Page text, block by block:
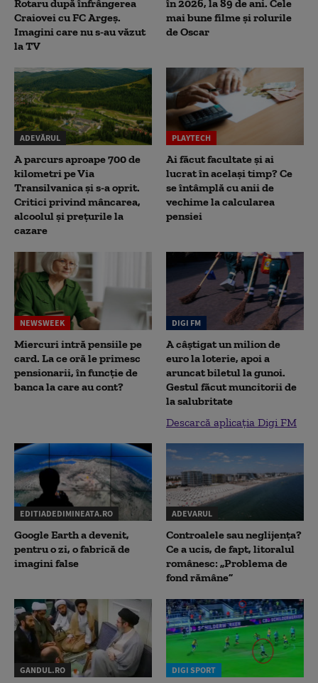
Rotaru după înfrângerea
Craiovei cu FC Argeș.
Imagini care nu s-au văzut
la TV
în 2026, la 89 de ani. Cele
mai bune filme și rolurile
de Oscar
ADEVĂRUL
A parcurs aproape 700 de
kilometri pe Via
Transilvanica și s-a oprit.
Critici privind mâncarea,
alcoolul și prețurile la
cazare
PLAYTECH
Ai făcut facultate și ai
lucrat în același timp? Ce
se întâmplă cu anii de
vechime la calcularea
pensiei
NEWSWEEK
Miercuri intră pensiile pe
card. La ce oră le primesc
pensionarii, în funcție de
banca la care au cont?
DIGI FM
A câștigat un milion de
euro la loterie, apoi a
aruncat biletul la gunoi.
Gestul făcut muncitorii de
la salubritate
Descarcă aplicația Digi FM
EDITIADEDIMINEATA.RO
Google Earth a devenit,
pentru o zi, o fabrică de
imagini false
ADEVARUL
Controalele sau neglijența?
Ce a ucis, de fapt, litoralul
românesc: „Problema de
fond rămâne”
GANDUL.RO DIGI SPORT